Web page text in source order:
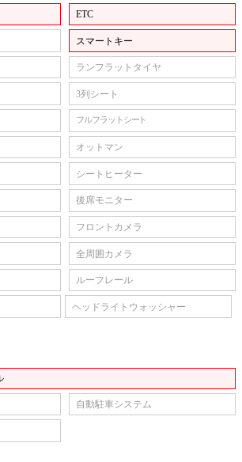
ETC
スマートキー
ランフラットタイヤ
3列シート
フルフラットシート
オットマン
シートヒーター
後席モニター
フロントカメラ
全周囲カメラ
ルーフレール
ヘッドライトウォッシャー
自動駐車システム